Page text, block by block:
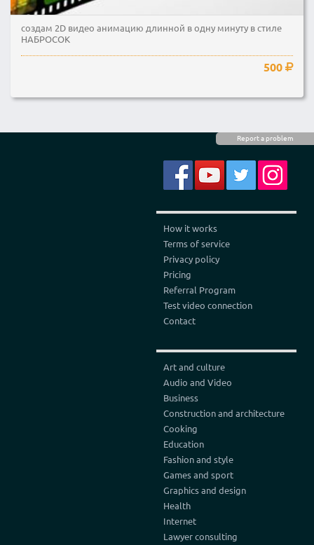
Report a problem
создам 2D видео анимацию длинной в одну минуту в стиле
НАБРОСОК
500
How it works
Terms of service
Privacy policy
Pricing
Referral Program
Test video connection
Contact
Art and culture
Audio and Video
Business
Construction and architecture
Cooking
Education
Fashion and style
Games and sport
Graphics and design
Health
Internet
Lawyer consulting